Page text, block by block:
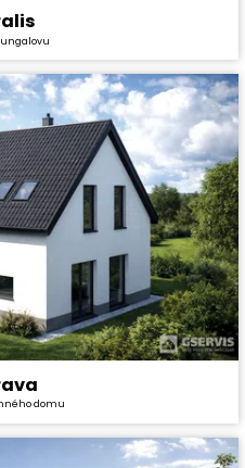
5+kk
133,4 m²
6+kk
194,0 m²
domu